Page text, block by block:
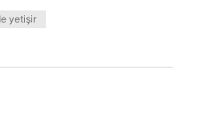
yetişir